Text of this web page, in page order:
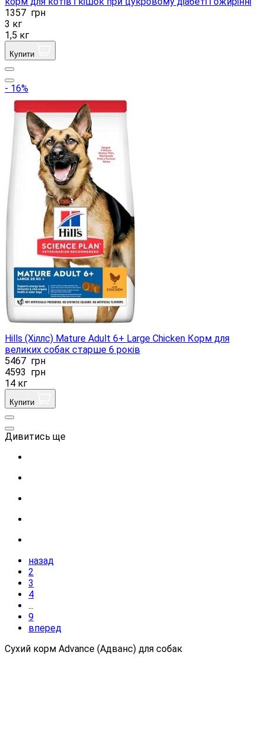
1357 грн
3 кг
1,5 кг
Купити
- 16%
Hills (Хіллс) Mature Adult 6+ Large Chicken Корм ​​для
великих собак старше 6 років
5467 грн
4593 грн
14 кг
Купити
Дивитись ще
назад
2
3
4
...
9
вперед
Сухий корм Advance (Адванс) для собак